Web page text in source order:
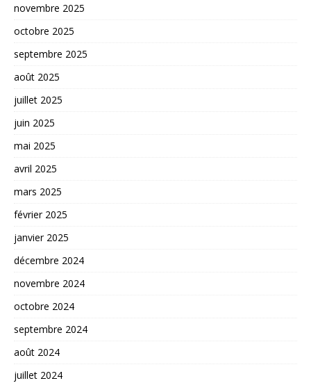
novembre 2025
octobre 2025
septembre 2025
août 2025
juillet 2025
juin 2025
mai 2025
avril 2025
mars 2025
février 2025
janvier 2025
décembre 2024
novembre 2024
octobre 2024
septembre 2024
août 2024
juillet 2024